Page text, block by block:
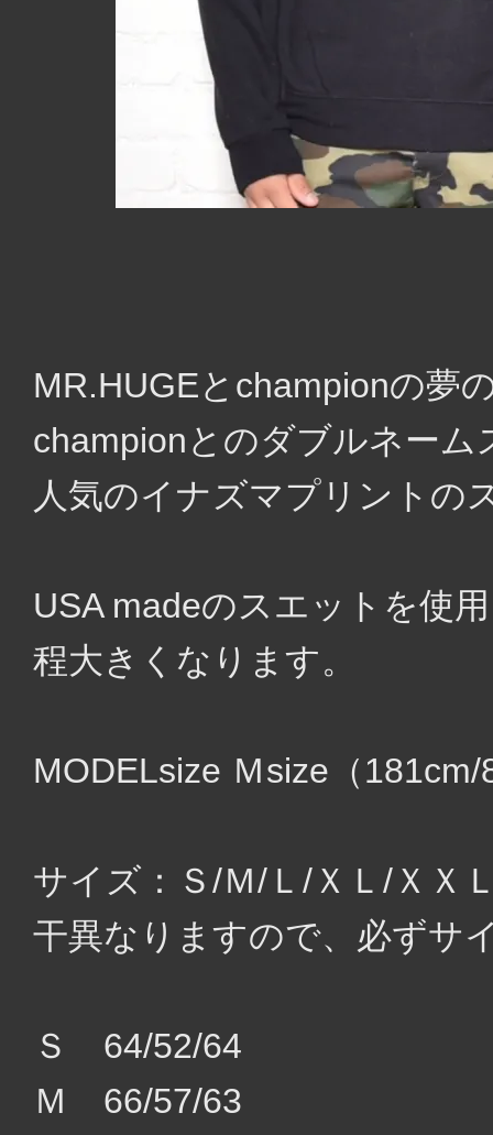
MR.HUGEとchampionの夢
championとのダブルネーム
人気のイナズマプリントの
USA madeのスエットを使
程大きくなります。
MODELsize Ｍsize（
サイズ：Ｓ/Ｍ/Ｌ/ＸＬ/ＸＸ
干異なりますので、必ずサ
Ｓ 64/52/64
Ｍ 66/57/63